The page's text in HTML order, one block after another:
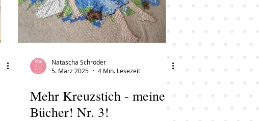
Natascha Schröder
5. März 2025
4 Min. Lesezeit
Mehr Kreuzstich - meine
Bücher! Nr. 3!